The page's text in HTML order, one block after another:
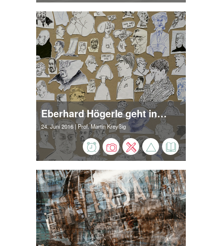
Eberhard Högerle geht in den Ruhestand
24. Juni 2016| Prof. Martin Kreyßig